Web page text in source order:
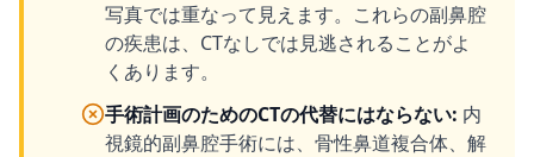
写真では重なって見えます。これらの副鼻腔
の疾患は、CTなしでは見逃されることがよ
くあります。
手術計画のためのCTの代替にはならない: 内
視鏡的副鼻腔手術には、骨性鼻道複合体、解